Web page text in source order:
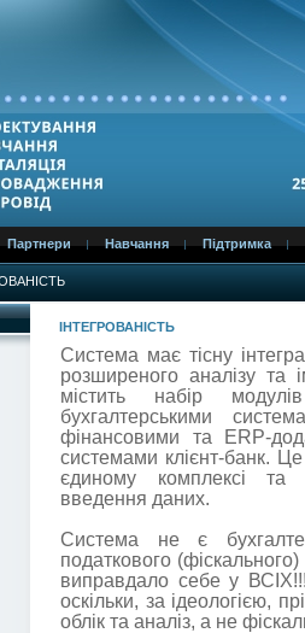
Партнери Навчання Підтримка
ІНТЕГРОВАНІСТЬ
Система має тісну
розширеного аналізу
містить набір
бухгалтерськими
фінансовими та ERP-
системами клієнт-банк.
єдиному комплексі та
введення даних.
Система не є
податкового
виправдало себе у
оскільки, за ідеологією,
облік та аналіз, а не